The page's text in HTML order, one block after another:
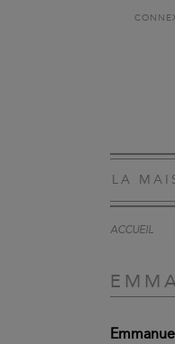
LA
ACCUEIL